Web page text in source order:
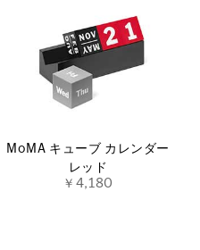
MoMA キューブ カレンダー
レッド
￥4,180